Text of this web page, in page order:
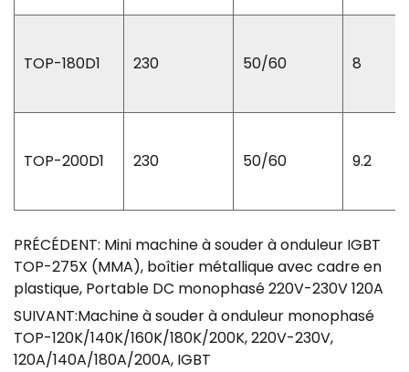
TOP-180D1 230 50/60 8
TOP-200D1 230 50/60 9.2
PRÉCÉDENT: Mini machine à souder à onduleur IGBT
TOP-275X (MMA), boîtier métallique avec cadre en
plastique, Portable DC monophasé 220V-230V 120A
SUIVANT:Machine à souder à onduleur monophasé
TOP-120K/140K/160K/180K/200K, 220V-230V,
120A/140A/180A/200A, IGBT